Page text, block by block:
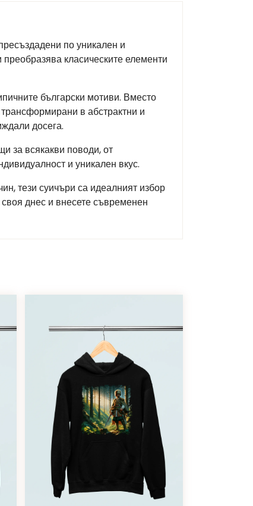
по уникален и
класическите елементи
български мотиви. Вместо
в абстрактни и
досега.
за всякакви поводи, от
и уникален вкус.
тези суичъри са идеалният избор
днес и внесете съвременен